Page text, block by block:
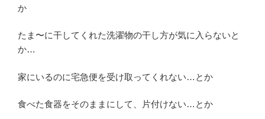
か
たま〜に干してくれた洗濯物の干し方が気に入らないと
か…
家にいるのに宅急便を受け取ってくれない…とか
食べた食器をそのままにして、片付けない…とか